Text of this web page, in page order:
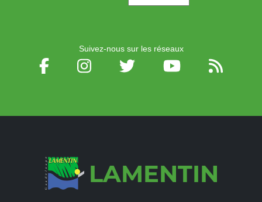
LAMENTIN
Suivez-nous sur les réseaux